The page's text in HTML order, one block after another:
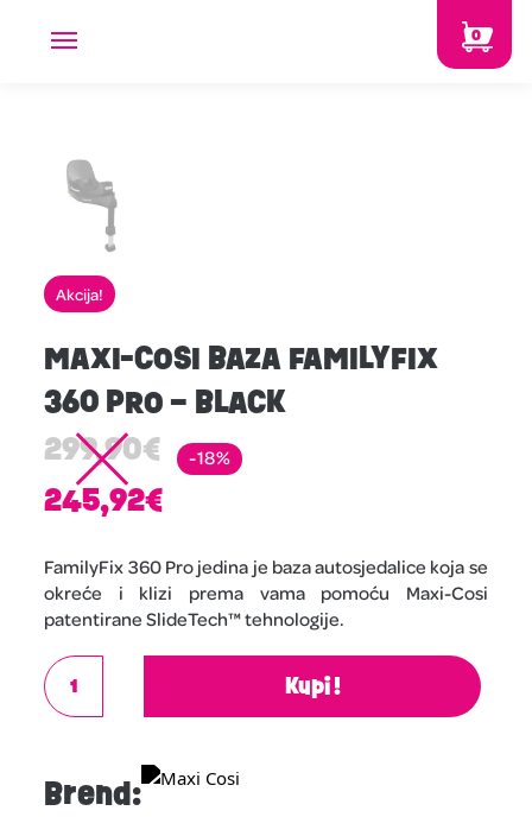
0
Akcija!
MAXI-COSI BAZA FAMILYFIX
360 PRO – BLACK
299,90€
245,92€
-18%
FamilyFix 360 Pro jedina je baza autosjedalice koja se
okreće i klizi prema vama pomoću Maxi-Cosi
patentirane SlideTech™ tehnologije.
Kupi!
Brend: